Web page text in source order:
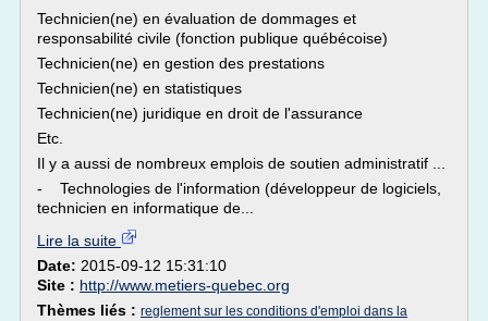
Technicien(ne) en évaluation de dommages et
responsabilité civile (fonction publique québécoise)
Technicien(ne) en gestion des prestations
Technicien(ne) en statistiques
Technicien(ne) juridique en droit de l'assurance
Etc.
Il y a aussi de nombreux emplois de soutien administratif ...
- Technologies de l'information (développeur de logiciels,
technicien en informatique de...
Lire la suite
Date: 2015-09-12 15:31:10
Site : http://www.metiers-quebec.org
Thèmes liés : reglement sur les conditions d'emploi dans la